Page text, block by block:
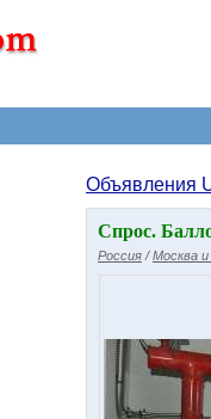
Объявления
Спрос.
Россия /Москва и